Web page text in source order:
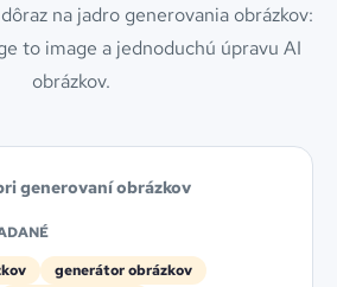
na jadro generovania obrázkov:
to image a jednoduchú úpravu AI
obrázkov.
generovaní obrázkov
generátor obrázkov